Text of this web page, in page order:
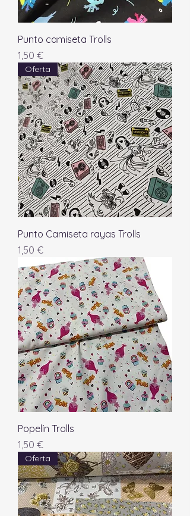
Punto camiseta Trolls
Precio
1,50 €
Oferta
Punto Camiseta rayas Trolls
Precio
1,50 €
Popelín Trolls
Precio
1,50 €
Oferta